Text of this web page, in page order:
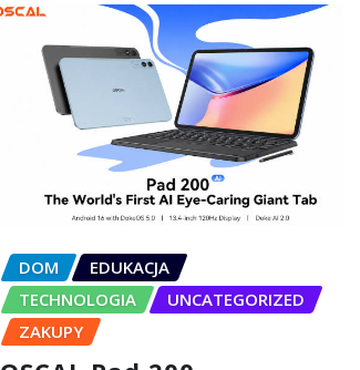
DOM
EDUKACJA
TECHNOLOGIA
UNCATEGORIZED
ZAKUPY